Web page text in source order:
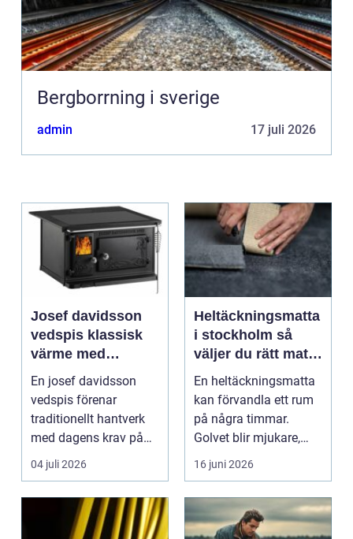
Bergborrning i sverige
admin 17 juli 2026
Josef davidsson
vedspis klassisk
värme med
modern funktion
En josef davidsson
vedspis förenar
traditionellt hantverk
med dagens krav på
effektiv, trygg och mil...
04 juli 2026
Heltäckningsmatta
i stockholm så
väljer du rätt matta
till hem och kontor
En heltäckningsmatta
kan förvandla ett rum
på några timmar.
Golvet blir mjukare,
ljudnivån sjunker o...
16 juni 2026